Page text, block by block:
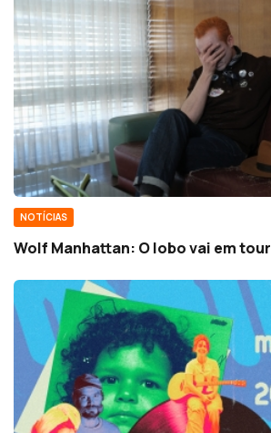
NOTÍCIAS
Wolf Manhattan: O lobo vai em tour